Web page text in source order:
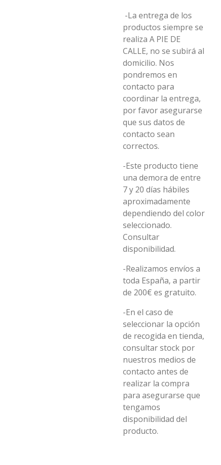
-La entrega de los
productos siempre se
realiza A PIE DE
CALLE, no se subirá al
domicilio. Nos
pondremos en
contacto para
coordinar la entrega,
por favor asegurarse
que sus datos de
contacto sean
correctos.
-Este producto tiene
una demora de entre
7 y 20 días hábiles
aproximadamente
dependiendo del color
seleccionado.
Consultar
disponibilidad.
-Realizamos envíos a
toda España, a partir
de 200€ es gratuito.
-En el caso de
seleccionar la opción
de recogida en tienda,
consultar stock por
nuestros medios de
contacto antes de
realizar la compra
para asegurarse que
tengamos
disponibilidad del
producto.